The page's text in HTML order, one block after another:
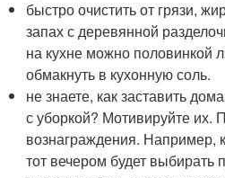
быстро очистить от грязи,
запах с деревянной
на кухне можно половинкой
обмакнуть в кухонную соль.
не знаете, как заставить
с уборкой? Мотивируйте их.
вознаграждения. Например,
тот вечером будет выбирать